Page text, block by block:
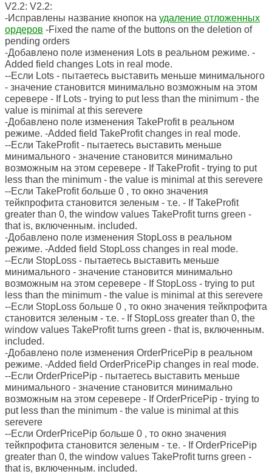
V2.2: V2.2:
-Исправлены название кнопок на удаление отложенных
ордеров -Fixed the name of the buttons on the deletion of
pending orders
-Добавлено поле изменения Lots в реальном режиме. -
Added field changes Lots in real mode.
--Если Lots - пытаетесь выставить меньше минимального
- значение становится минимально возможным на этом
серевере - If Lots - trying to put less than the minimum - the
value is minimal at this serevere
-Добавлено поле изменения TakeProfit в реальном
режиме. -Added field TakeProfit changes in real mode.
--Если TakeProfit - пытаетесь выставить меньше
минимального - значение становится минимально
возможным на этом серевере - If TakeProfit - trying to put
less than the minimum - the value is minimal at this serevere
--Если TakeProfit больше 0 , то окно значения
тейкпрофита становится зеленым - т.е. - If TakeProfit
greater than 0, the window values TakeProfit turns green -
that is, включенным. included.
-Добавлено поле изменения StopLoss в реальном
режиме. -Added field StopLoss changes in real mode.
--Если StopLoss - пытаетесь выставить меньше
минимального - значение становится минимально
возможным на этом серевере - If StopLoss - trying to put
less than the minimum - the value is minimal at this serevere
--Если StopLoss больше 0 , то окно значения тейкпрофита
становится зеленым - т.е. - If StopLoss greater than 0, the
window values TakeProfit turns green - that is, включенным.
included.
-Добавлено поле изменения OrderPricePip в реальном
режиме. -Added field OrderPricePip changes in real mode.
--Если OrderPricePip - пытаетесь выставить меньше
минимального - значение становится минимально
возможным на этом серевере - If OrderPricePip - trying to
put less than the minimum - the value is minimal at this
serevere
--Если OrderPricePip больше 0 , то окно значения
тейкпрофита становится зеленым - т.е. - If OrderPricePip
greater than 0, the window values TakeProfit turns green -
that is, включенным. included.